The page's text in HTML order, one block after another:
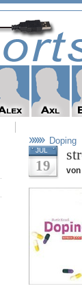
Doping
JUL
19